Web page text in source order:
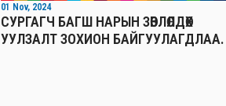
01 Nov, 2024
СУРГАГЧ БАГШ НАРЫН ЗӨВЛӨЛДӨХ
УУЛЗАЛТ ЗОХИОН БАЙГУУЛАГДЛАА.